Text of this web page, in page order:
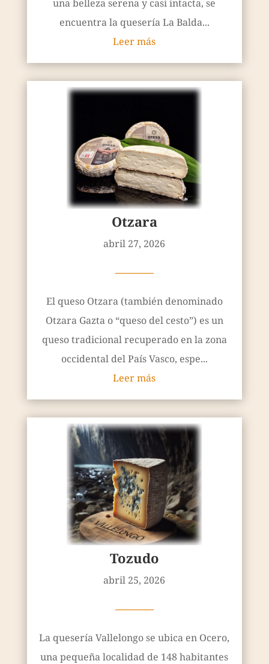
una belleza serena y casi intacta, se
encuentra la quesería La Balda...
Leer más
Otzara
abril 27, 2026
————
El queso Otzara (también denominado
Otzara Gazta o “queso del cesto”) es un
queso tradicional recuperado en la zona
occidental del País Vasco, espe...
Leer más
Tozudo
abril 25, 2026
————
La quesería Vallelongo se ubica en Ocero,
una pequeña localidad de 148 habitantes